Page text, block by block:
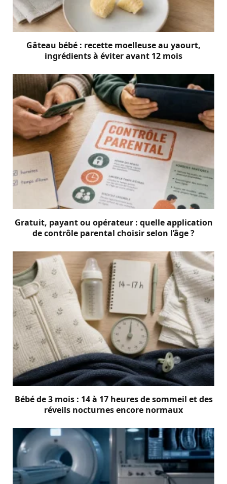
Gâteau bébé : recette moelleuse au yaourt,
ingrédients à éviter avant 12 mois
Gratuit, payant ou opérateur : quelle application
de contrôle parental choisir selon l’âge ?
Bébé de 3 mois : 14 à 17 heures de sommeil et des
réveils nocturnes encore normaux